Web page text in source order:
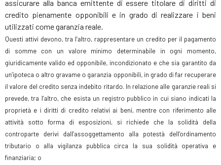
assicurare alla banca emittente di essere titolare di diritti di
credito pienamente opponibili e in grado di realizzare i beni
utilizzati come garanzia reale.
Questi attivi devono, tra l’altro, rappresentare un credito per il pagamento
di somme con un valore minimo determinabile in ogni momento,
giuridicamente valido ed opponibile, incondizionato e che sia garantito da
un’ipoteca o altro gravame o garanzia opponibili, in grado di far recuperare
il valore del credito senza indebito ritardo. In relazione alle garanzie reali si
prevede, tra l’altro, che esista un registro pubblico in cui siano indicati la
proprietà e i diritti di credito relativi ai beni, mentre con riferimento alle
attività sotto forma di esposizioni, si richiede che la solidità della
controparte derivi dall’assoggettamento alla potestà dell’ordinamento
tributario o alla vigilanza pubblica circa la sua solidità operativa e
finanziaria; o